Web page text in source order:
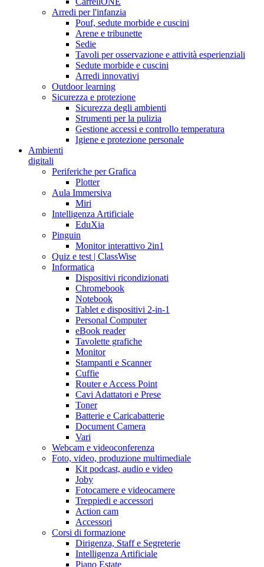
Arredi per l'infanzia
Pouf, sedute morbide e cuscini
Arene e tribunette
Sedie
Tavoli per osservazione e attività esperienziali
Sedute morbide e cuscini
Arredi innovativi
Outdoor learning
Sicurezza e protezione
Sicurezza degli ambienti
Strumenti per la pulizia
Gestione accessi e controllo temperatura
Igiene e protezione personale
Ambienti
digitali
Periferiche per Grafica
Plotter
Aula Immersiva
Miri
Intelligenza Artificiale
EduXia
Pinguin
Monitor interattivo 2in1
Quiz e test | ClassWise
Informatica
Dispositivi ricondizionati
Chromebook
Notebook
Tablet e dispositivi 2-in-1
Personal Computer
eBook reader
Tavolette grafiche
Monitor
Stampanti e Scanner
Cuffie
Router e Access Point
Cavi Adattatori e Prese
Toner
Batterie e Caricabatterie
Document Camera
Vari
Webcam e videoconferenza
Foto, video, produzione multimediale
Kit podcast, audio e video
Joby
Fotocamere e videocamere
Treppiedi e accessori
Action cam
Accessori
Corsi di formazione
Dirigenza, Staff e Segreterie
Intelligenza Artificiale
Piano Estate